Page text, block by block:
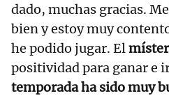
dado, muchas gracias.
bien y estoy muy
he podido jugar. Elmíster
positividad para ganar e
temporada ha sido muy